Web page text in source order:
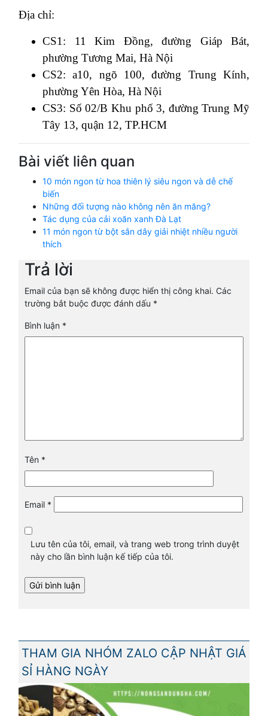
Địa chỉ:
CS1: 11 Kim Đồng, đường Giáp Bát,
phường Tương Mai, Hà Nội
CS2: a10, ngõ 100, đường Trung Kính,
phường Yên Hòa, Hà Nội
CS3: Số 02/B Khu phố 3, đường Trung Mỹ
Tây 13, quận 12, TP.HCM
Bài viết liên quan
10 món ngon từ hoa thiên lý siêu ngon và dễ chế
biến
Những đối tượng nào không nên ăn măng?
Tác dụng của cải xoăn xanh Đà Lạt
11 món ngon từ bột sắn dây giải nhiệt nhiều người
thích
Trả lời
Email của bạn sẽ không được hiển thị công khai. Các
trường bắt buộc được đánh dấu *
Bình luận *
Tên *
Email *
Lưu tên của tôi, email, và trang web trong trình duyệt
này cho lần bình luận kế tiếp của tôi.
THAM GIA NHÓM ZALO CẬP NHẬT GIÁ
SỈ HÀNG NGÀY